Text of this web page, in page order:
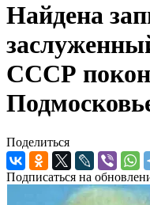
Найдена
СССР
Поделиться
Подписаться на